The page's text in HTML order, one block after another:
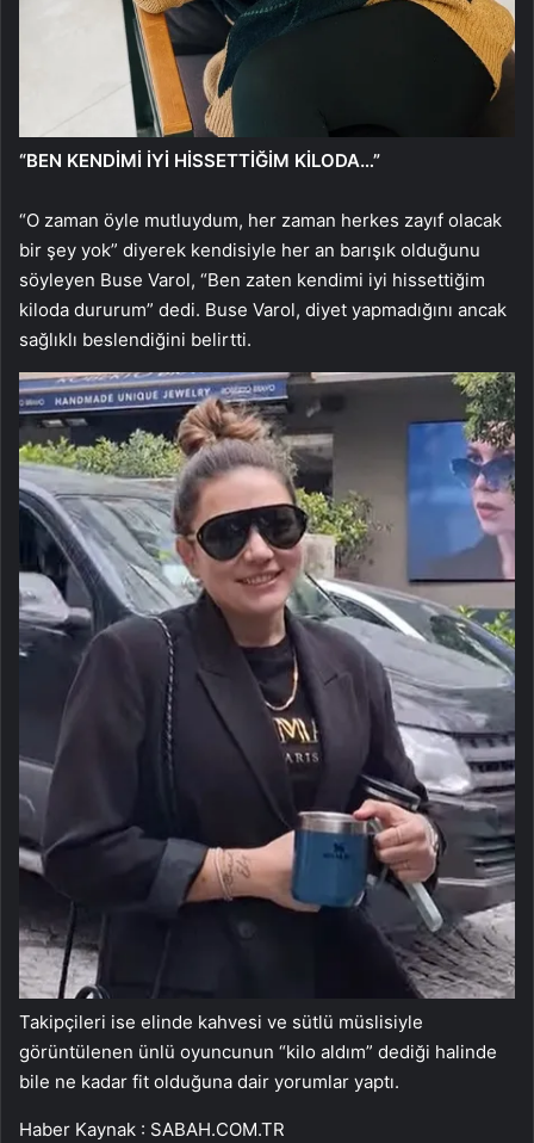
“BEN KENDİMİ İYİ HİSSETTİĞİM KİLODA…”
“O zaman öyle mutluydum, her zaman herkes zayıf olacak
bir şey yok” diyerek kendisiyle her an barışık olduğunu
söyleyen Buse Varol, “Ben zaten kendimi iyi hissettiğim
kiloda dururum” dedi. Buse Varol, diyet yapmadığını ancak
sağlıklı beslendiğini belirtti.
Takipçileri ise elinde kahvesi ve sütlü müslisiyle
görüntülenen ünlü oyuncunun “kilo aldım” dediği halinde
bile ne kadar fit olduğuna dair yorumlar yaptı.
Haber Kaynak : SABAH.COM.TR